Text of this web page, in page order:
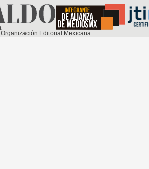
Organización Editorial Mexicana